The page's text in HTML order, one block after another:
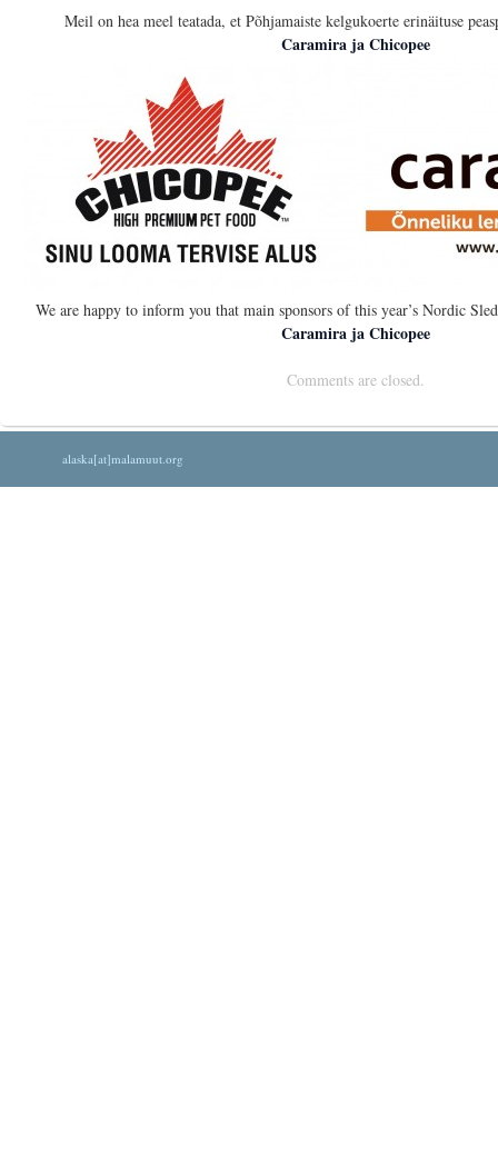
Meil on hea meel teatada, et Põhjamaiste kelgukoerte erinäituse
Caramira ja Chicopee
We are happy to inform you that main sponsors of this year’s Nordic
Caramira ja Chicopee
Comments are closed.
alaska[at]malamuut.org